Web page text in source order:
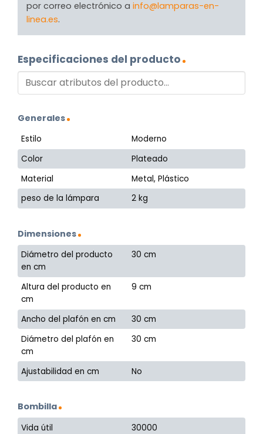
por correo electrónico a info@lamparas-en-
linea.es.
Especificaciones del producto
Generales
Estilo
Moderno
Color
Plateado
Material
Metal, Plástico
peso de la lámpara
2 kg
Dimensiones
Diámetro del producto
en cm
30 cm
Altura del producto en
cm
9 cm
Ancho del plafón en cm
30 cm
Diámetro del plafón en
cm
30 cm
Ajustabilidad en cm No
Bombilla
Vida útil
30000